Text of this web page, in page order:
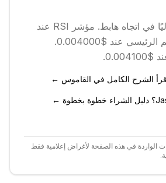
في اتجاه هابط.
مؤشر RSI عند
عند $0.004000.
الواردة في هذه الصفحة لأغراض إعلامية فقط